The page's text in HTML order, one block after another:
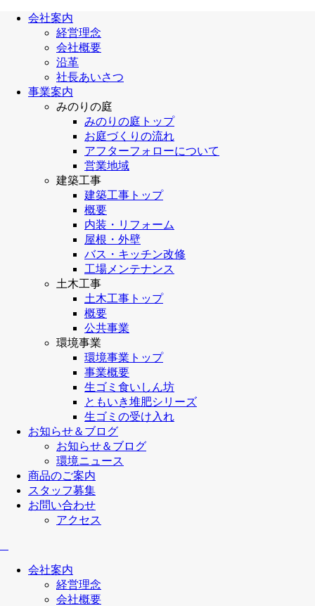
会社案内
経営理念
会社概要
沿革
社長あいさつ
事業案内
みのりの庭
みのりの庭トップ
お庭づくりの流れ
アフターフォローについて
営業地域
建築工事
建築工事トップ
概要
内装・リフォーム
屋根・外壁
バス・キッチン改修
工場メンテナンス
土木工事
土木工事トップ
概要
公共事業
環境事業
環境事業トップ
事業概要
生ゴミ食いしん坊
ともいき堆肥シリーズ
生ゴミの受け入れ
お知らせ＆ブログ
お知らせ＆ブログ
環境ニュース
商品のご案内
スタッフ募集
お問い合わせ
アクセス
会社案内
経営理念
会社概要